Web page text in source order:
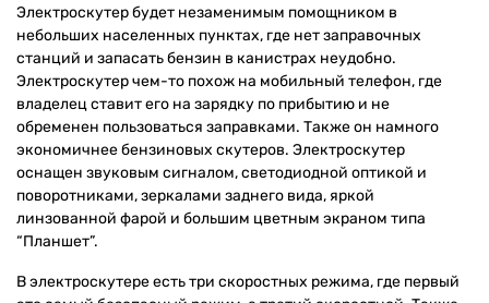
Электроскутер будет незаменимым помощником в
небольших населенных пунктах, где нет заправочных
станций и запасать бензин в канистрах неудобно.
Электроскутер чем-то похож на мобильный телефон, где
владелец ставит его на зарядку по прибытию и не
обременен пользоваться заправками. Также он намного
экономичнее бензиновых скутеров. Электроскутер
оснащен звуковым сигналом, светодиодной оптикой и
поворотниками, зеркалами заднего вида, яркой
линзованной фарой и большим цветным экраном типа
“Планшет”.
В электроскутере есть три скоростных режима, где первый